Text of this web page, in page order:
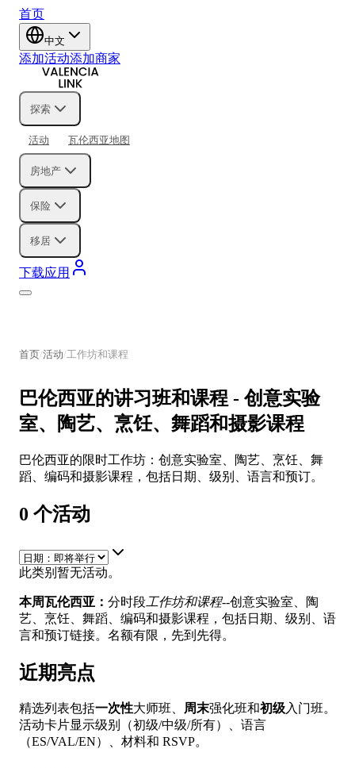
首页
中文
添加活动添加商家
探索
活动 瓦伦西亚地图
房地产
保险
移居
下载应用
首页 活动 工作坊和课程
巴伦西亚的讲习班和课程 - 创意实验
室、陶艺、烹饪、舞蹈和摄影课程
巴伦西亚的限时工作坊：创意实验室、陶艺、烹饪、舞
蹈、编码和摄影课程，包括日期、级别、语言和预订。
0 个活动
此类别暂无活动。
本周瓦伦西亚： 分时段 工作坊和课程--创意实验室、陶
艺、烹饪、舞蹈、编码和摄影课程，包括日期、级别、语
言和预订链接。名额有限，先到先得。
近期亮点
精选列表包括一次性大师班、 周末强化班和初级入门班。
活动卡片显示级别（初级/中级/所有）、语言
（ES/VAL/EN）、材料和 RSVP。